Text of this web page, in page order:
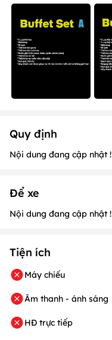
Quy định
Nội dung đang cập nhật !
Để xe
Nội dung đang cập nhật !
Tiện ích
Máy chiếu
Âm thanh - ánh sáng
HĐ trực tiếp